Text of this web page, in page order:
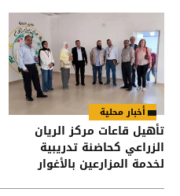
أخبار محلية
تأهيل قاعات مركز الريان
الزراعي كحاضنة تدريبية
لخدمة المزارعين بالأغوار